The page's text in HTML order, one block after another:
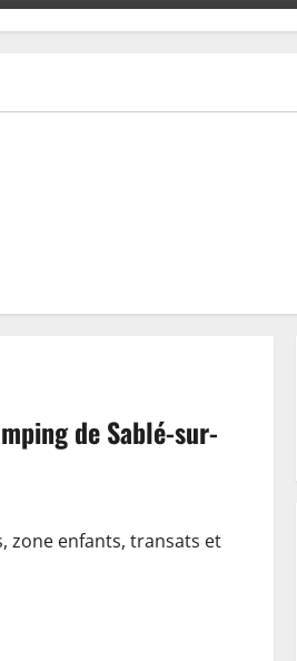
de Sablé-sur-
zone enfants, transats et